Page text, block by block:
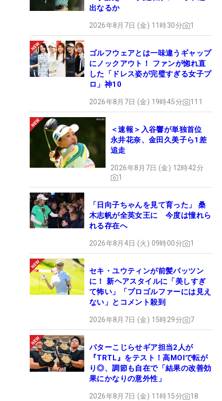
出なるか
2026年8月7日 (金) 11時30分 1
ゴルフウェアとは一味違うギャップ
にノックアウト！ ファンが惚れ直
した「ドレス姿が完璧すぎる女子プ
ロ」神10
2026年8月7日 (金) 19時45分 111
＜速報＞入谷響が単独首位
永井花奈、金田久美子ら1差
追走
2026年8月7日 (金) 12時42分
1
「日向子ちゃんを見て育った」 桑
木志帆が全英女王に 今度は憧れら
れる存在へ
2026年8月4日 (火) 09時00分 1
セキ・ユウティンが前髪パッツン
に！ 新ヘアスタイルに「美しすぎ
て怖い」「プロゴルファーには見え
ない」とコメント殺到
2026年8月7日 (金) 15時29分 7
パターこじらせギア担当2人が
『TRTL』をテスト！高MOIで転が
り◎、調節も自在で「結果の改善効
果にかなりの意外性」
2026年8月7日 (金) 11時15分 18